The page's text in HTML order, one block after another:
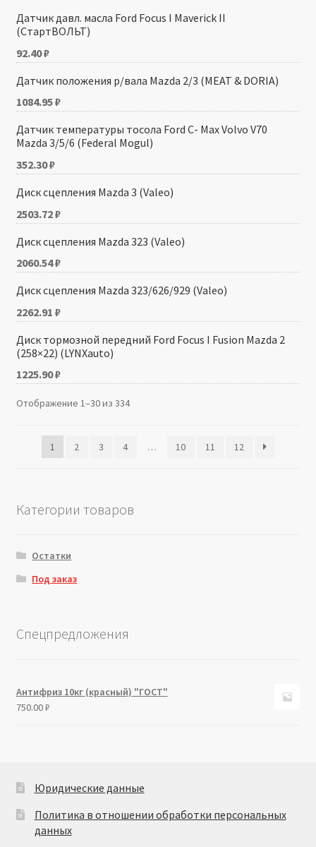
Датчик давл. масла Ford Focus I Maverick II
(СтартВОЛЬТ)
92.40₽
Датчик положения р/вала Mazda 2/3 (MEAT & DORIA)
1084.95₽
Датчик температуры тосола Ford C- Max Volvo V70
Mazda 3/5/6 (Federal Mogul)
352.30₽
Диск сцепления Mazda 3 (Valeo)
2503.72₽
Диск сцепления Mazda 323 (Valeo)
2060.54₽
Диск сцепления Mazda 323/626/929 (Valeo)
2262.91 ₽
Диск тормозной передний Ford Focus I Fusion Mazda 2
(258×22) (LYNXauto)
1225.90₽
Отображение 1–30 из 334
1 2 3 4 … 10 11 12
Категории товаров
Остатки
Под заказ
Спецпредложения
Антифриз 10кг (красный) "ГОСТ"
750.00₽
Юридические данные
Политика в отношении обработки персональных
данных